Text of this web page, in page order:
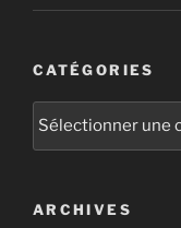
CATÉGORIES
Catégories
ARCHIVES